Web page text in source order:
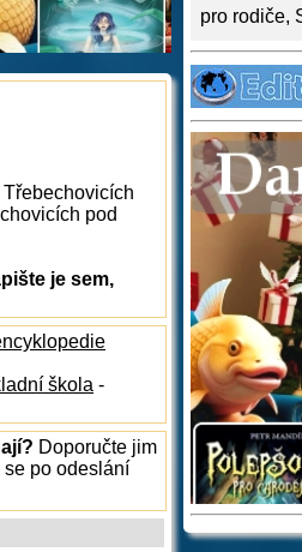
pro rodiče,
pod
je sem,
škola -
Doporučte jim
se po odeslání